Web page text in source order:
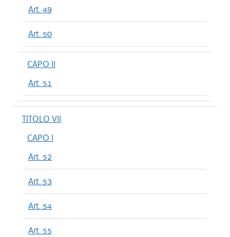
Art. 49
Art. 50
CAPO II
Art. 51
TITOLO VII
CAPO I
Art. 52
Art. 53
Art. 54
Art. 55